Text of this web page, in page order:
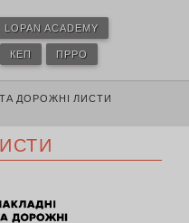
LOPAN ACADEMY
КЕП ПРРО
ДОРОЖНІ ЛИСТИ